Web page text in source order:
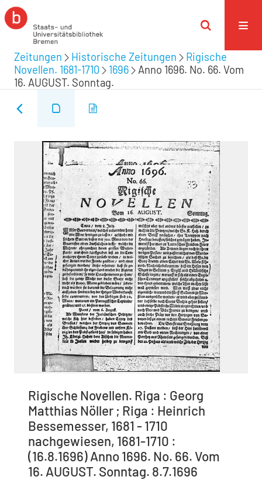
Zeitungen Historische Zeitungen
Rigische
Novellen. 1681-1710
1696
Anno 1696. No. 66. Vom
16. AUGUST. Sonntag.
Rigische Novellen. Riga : Georg
Matthias Nöller ; Riga : Heinrich
Bessemesser, 1681 - 1710
nachgewiesen, 1681-1710 :
(16.8.1696) Anno 1696. No. 66. Vom
16. AUGUST. Sonntag. 8.7.1696